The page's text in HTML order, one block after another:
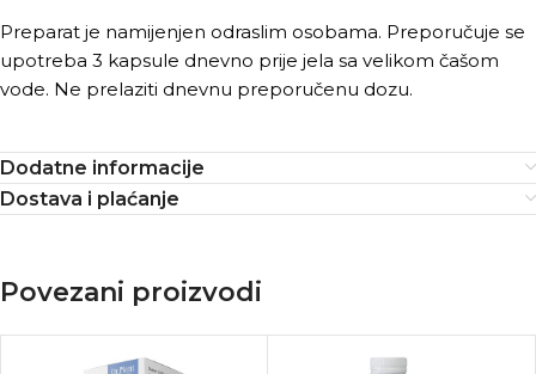
Preparat je namijenjen odraslim osobama. Preporučuje se
upotreba 3 kapsule dnevno prije jela sa velikom čašom
vode. Ne prelaziti dnevnu preporučenu dozu.
Dodatne informacije
Dostava i plaćanje
Povezani proizvodi